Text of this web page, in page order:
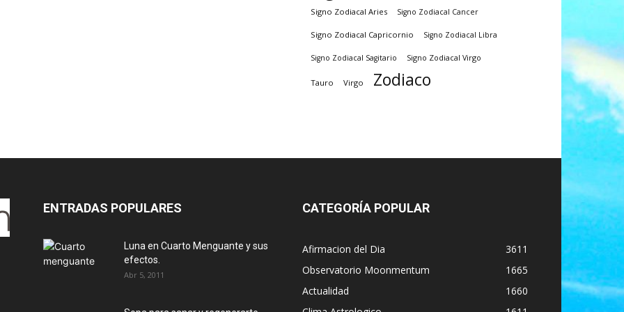
Signo Zodiacal Aries Signo Zodiacal Cancer
Signo Zodiacal Capricornio Signo Zodiacal Libra
Signo Zodiacal Sagitario Signo Zodiacal Virgo
Tauro Virgo Zodiaco
ENTRADAS POPULARES
Luna en Cuarto Menguante y sus
efectos.
Abr 5, 2011
CATEGORÍA POPULAR
Afirmacion del Dia
3611
Observatorio Moonmentum
1665
Actualidad
1660